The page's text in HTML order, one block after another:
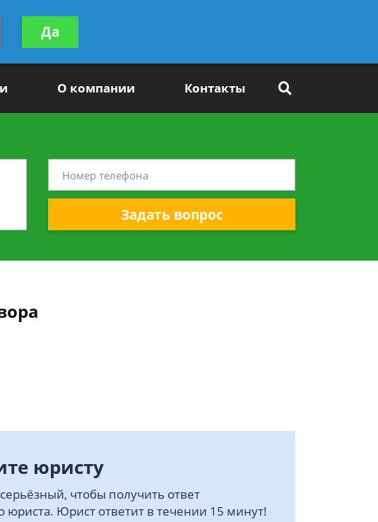
консультацию
бесплатно
О компании Контакты
Задать вопрос
юристу
чтобы получить ответ
юриста. Юрист ответит в течении 15 минут!
Да